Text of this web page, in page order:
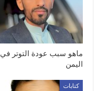
ماهو سبب عودة التوتر في
اليمن
كتابات